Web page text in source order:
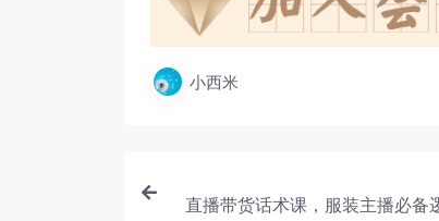
小西米
直播带货话术课，服装主播必备